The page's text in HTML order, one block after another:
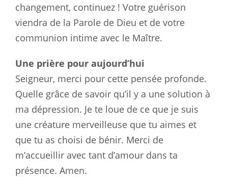
changement, continuez ! Votre guérison
viendra de la Parole de Dieu et de votre
communion intime avec le Maître.
Une prière pour aujourd’hui
Seigneur, merci pour cette pensée profonde.
Quelle grâce de savoir qu’il y a une solution à
ma dépression. Je te loue de ce que je suis
une créature merveilleuse que tu aimes et
que tu as choisi de bénir. Merci de
m’accueillir avec tant d’amour dans ta
présence. Amen.